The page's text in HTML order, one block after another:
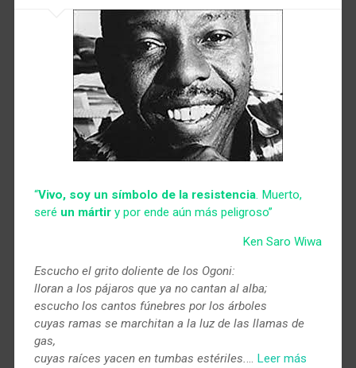
“Vivo, soy un símbolo de la resistencia. Muerto,
seré un mártiry por ende aún más peligroso”
Ken Saro Wiwa
Escucho el grito doliente de los Ogoni:
lloran a los pájaros que ya no cantan al alba;
escucho los cantos fúnebres por los árboles
cuyas ramas se marchitan a la luz de las llamas de
gas,
cuyas raíces yacen en tumbas estériles.… Leer más